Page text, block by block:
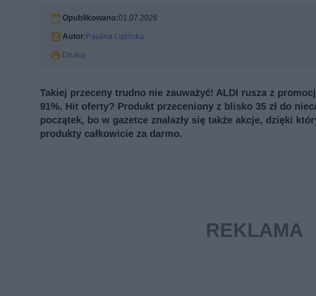
Opublikowano:01.07.2026
Autor:Paulina Lipińska
Drukuj
Takiej przeceny trudno nie zauważyć! ALDI rusza z
91%. Hit oferty? Produkt przeceniony z blisko 35 zł do
początek, bo w gazetce znalazły się także akcje, dzięki
produkty całkowicie za darmo.